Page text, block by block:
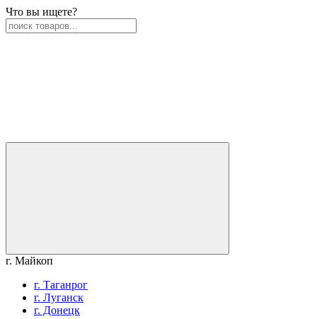
Что вы ищете?
г. Майкоп
г. Таганрог
г. Луганск
г. Донецк